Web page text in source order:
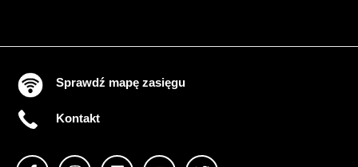
Sprawdź mapę zasięgu
Kontakt